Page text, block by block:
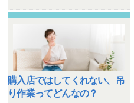
購入店ではしてくれない、吊
り作業ってどんなの？